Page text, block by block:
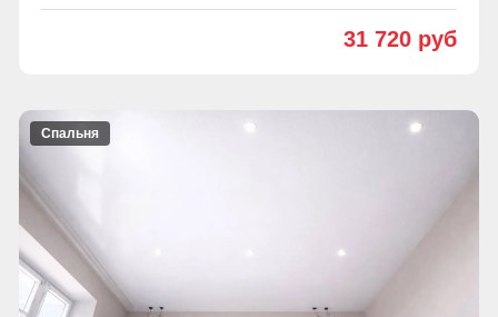
31 720 руб
Спальня